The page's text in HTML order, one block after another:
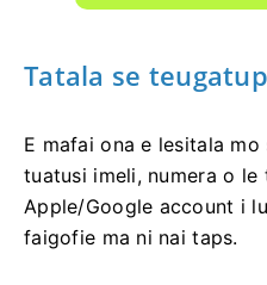
Tatala se
E mafai ona e lesitala
tuatusi imeli, numera o le
Apple/Google account i
faigofie ma ni nai taps.